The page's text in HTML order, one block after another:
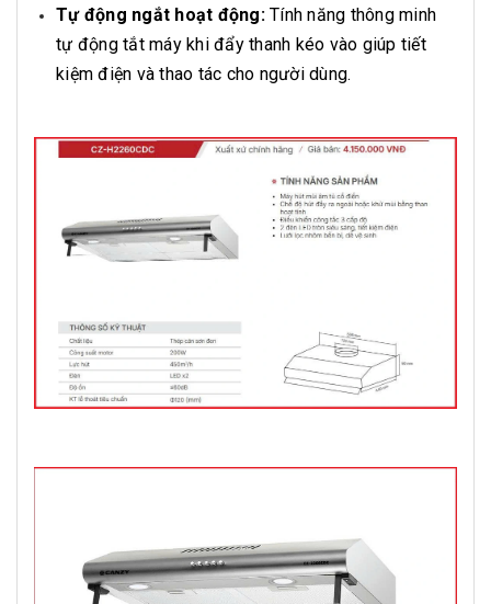
Tự động ngắt hoạt động:Tính năng thông minh
tự động tắt máy khi đẩy thanh kéo vào giúp tiết
kiệm điện và thao tác cho người dùng.